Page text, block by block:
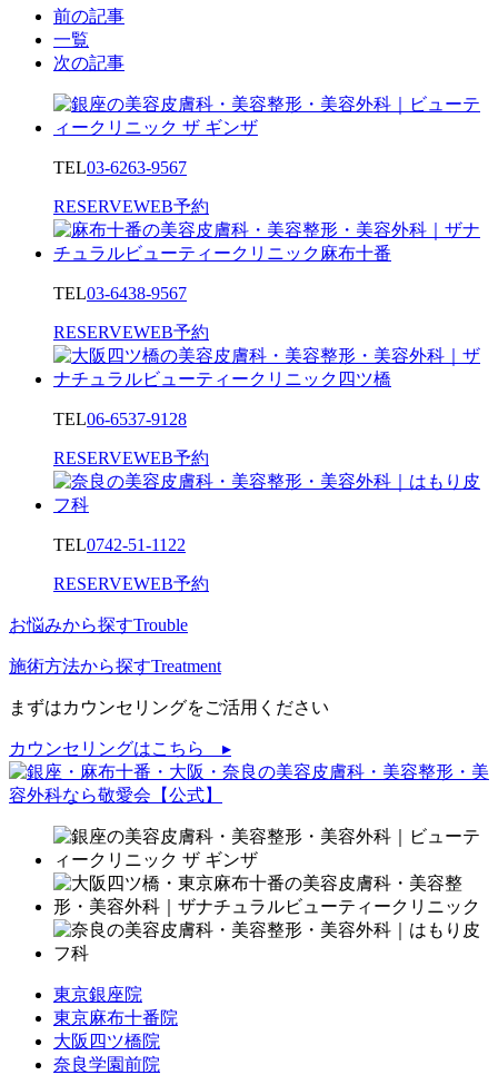
前の記事
一覧
次の記事
TEL03-6263-9567
RESERVEWEB予約
TEL03-6438-9567
RESERVEWEB予約
TEL06-6537-9128
RESERVEWEB予約
TEL0742-51-1122
RESERVEWEB予約
お悩みから探すTrouble
施術方法から探すTreatment
まずはカウンセリングをご活用ください
カウンセリングはこちら ▸
東京銀座院
東京麻布十番院
大阪四ツ橋院
奈良学園前院